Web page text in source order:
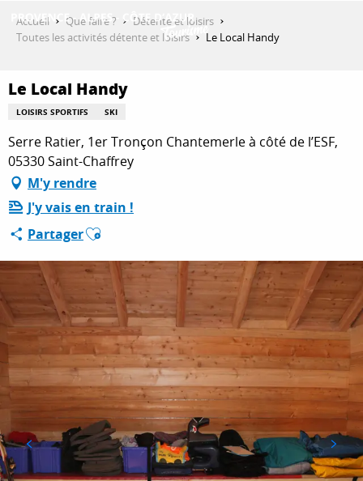
QUE FAIRE ?
SÉJOURNER
ESPACE PRO
Accueil Que faire ?
Détente et loisirs
Toutes les activités détente et loisirs
Le Local Handy
Le Local Handy
LOISIRS SPORTIFS SKI
Serre Ratier, 1er Tronçon Chantemerle à côté de l’ESF,
05330 Saint-Chaffrey
M'y rendre
J'y vais en train !
PartagerAjouter aux favoris